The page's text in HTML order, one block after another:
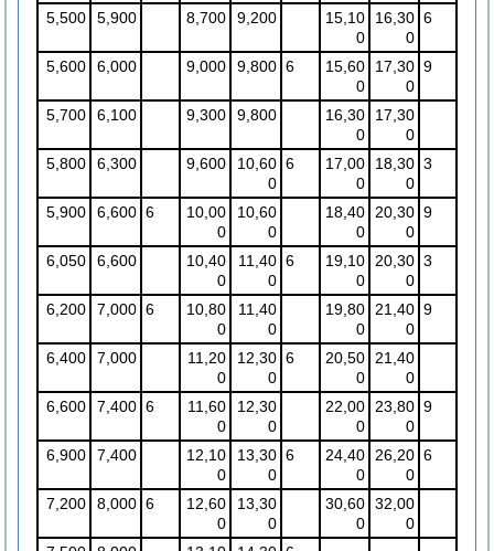
5,500
5,900 8,700 9,200
15,10
0
16,30
0
6
5,600 6,000 9,000 9,800 6
15,60
0
17,30
0
9
5,700 6,100 9,300 9,800
16,30
0
17,30
0
5,800
6,300 9,600
10,60
0
6
17,00
0
18,30
0
3
5,900 6,600 6
10,00
0
10,60
0
18,40
0
20,30
0
9
6,050 6,600
10,40
0
11,40
0
6
19,10
0
20,30
0
3
6,200 7,000 6
10,80
0
11,40
0
19,80
0
21,40
0
9
6,400 7,000
11,20
0
12,30
0
6
20,50
0
21,40
0
6,600
7,400 6
11,60
0
12,30
0
22,00
0
23,80
0
9
6,900 7,400
12,10
0
13,30
0
6
24,40
0
26,20
0
6
7,200 8,000 6
12,60
0
13,30
0
30,60
0
32,00
0